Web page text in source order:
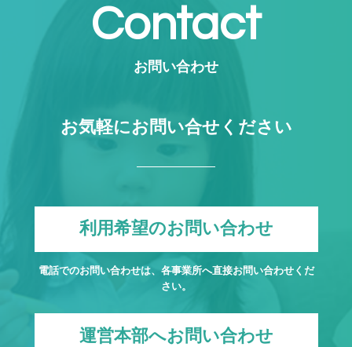
Contact
お問い合わせ
お気軽にお問い合せください
利用希望のお問い合わせ
電話でのお問い合わせは、各事業所へ直接お問い合わせくだ
さい。
運営本部へお問い合わせ